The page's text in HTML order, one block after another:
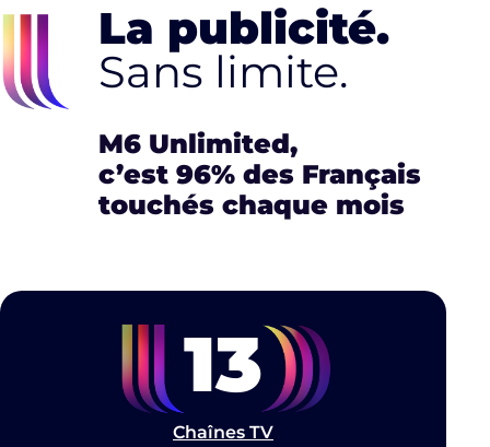
La publicité.
Sans limite.
M6 Unlimited,
c’est 96% des Français
touchés chaque mois
13
Chaînes TV